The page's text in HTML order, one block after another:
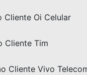
Cliente Oi Celular
Cliente Tim
Cliente Vivo